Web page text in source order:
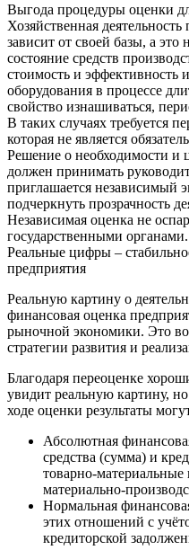
Выгода процедуры оценки
Хозяйственная
зависит от своей базы, а это
состояние средств
стоимость и эффективность
оборудования в процессе
свойство изнашиваться,
В таких случаях требуется
которая не является
Решение о необходимости и
должен принимать
приглашается независимый
подчеркнуть прозрачность
Независимая оценка не
государственными органами.
Реальные цифры –
предприятия
Реальную картину о
финансовая оценка
рыночной экономики. Это
стратегии развития и
Благодаря переоценке
увидит реальную картину,
ходе оценки результаты
Абсолютная
средства (сумма) и
товарно-
материально-
Нормальная
этих отношений с
кредиторской